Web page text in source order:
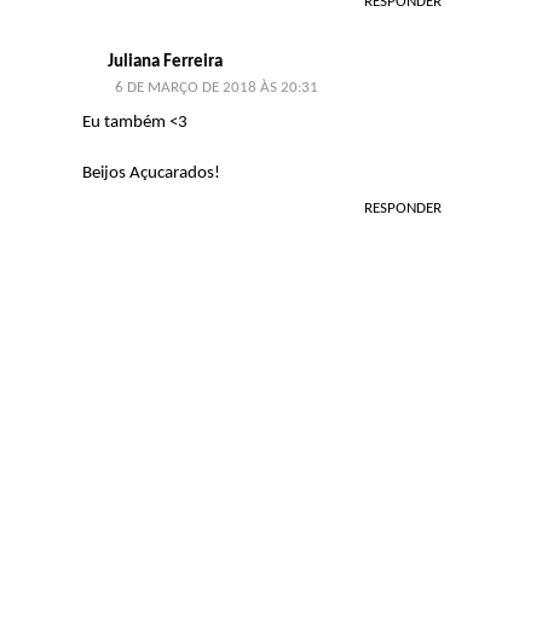
Juliana Ferreira
6 DE MARÇO DE 2018 ÀS 20:31
Eu também <3
Beijos Açucarados!
RESPONDER